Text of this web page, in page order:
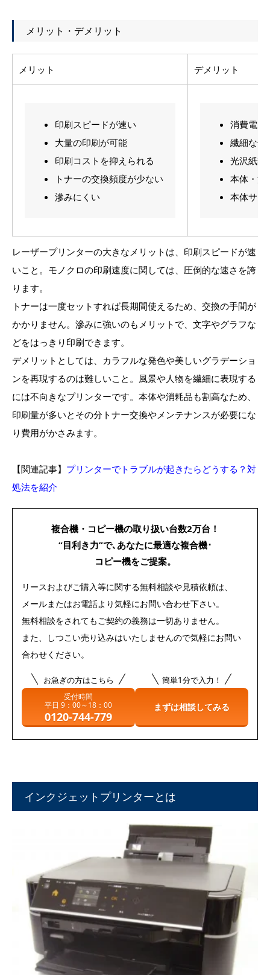
メリット・デメリット
メリット デメリット
印刷スピードが速い
大量の印刷が可能
印刷コストを抑えられる
トナーの交換頻度が少ない
滲みにくい
消費電力
繊細な色
光沢紙類
本体・消
本体サイ
レーザープリンターの大きなメリットは、印刷スピードが速
いこと。モノクロの印刷速度に関しては、圧倒的な速さを誇
ります。
トナーは一度セットすれば長期間使えるため、交換の手間が
かかりません。滲みに強いのもメリットで、文字やグラフな
どをはっきり印刷できます。
デメリットとしては、カラフルな発色や美しいグラデーショ
ンを再現するのは難しいこと。風景や人物を繊細に表現する
には不向きなプリンターです。本体や消耗品も割高なため、
印刷量が多いとその分トナー交換やメンテナンスが必要にな
り費用がかさみます。
【関連記事】 プリンターでトラブルが起きたらどうする？対
処法を紹介
複合機・コピー機の取り扱い台数2万台！
“目利き力”で､あなたに最適な複合機･
コピー機をご提案。
リースおよびご購入等に関する無料相談や見積依頼は、
メールまたはお電話より気軽にお問い合わせ下さい。
無料相談をされてもご契約の義務は一切ありません。
また、しつこい売り込みはいたしませんので気軽にお問い
合わせください。
お急ぎの方はこちら
受付時間
平日 9：00～18：00
0120-744-779
簡単1分で入力！
まずは相談してみる
インクジェットプリンターとは